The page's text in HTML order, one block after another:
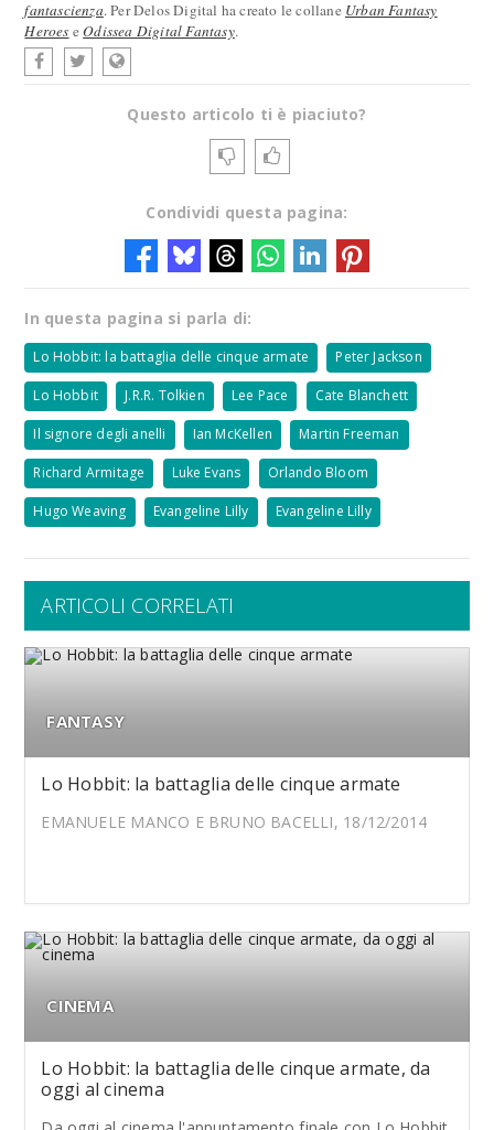
fantascienza. Per Delos Digital ha creato le collane Urban Fantasy
Heroes eOdissea Digital Fantasy.
Questo articolo ti è piaciuto?
Condividi questa pagina:
In questa pagina si parla di:
Lo Hobbit: la battaglia delle cinque armate Peter Jackson
Lo Hobbit J.R.R. Tolkien Lee Pace Cate Blanchett
Il signore degli anelli Ian McKellen Martin Freeman
Richard Armitage Luke Evans Orlando Bloom
Hugo Weaving Evangeline Lilly Evangeline Lilly
ARTICOLI CORRELATI
FANTASY
Lo Hobbit: la battaglia delle cinque armate
EMANUELE MANCO E BRUNO BACELLI, 18/12/2014
CINEMA
Lo Hobbit: la battaglia delle cinque armate, da
oggi al cinema